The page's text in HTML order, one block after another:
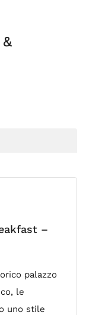
–
palazzo
le
uno stile